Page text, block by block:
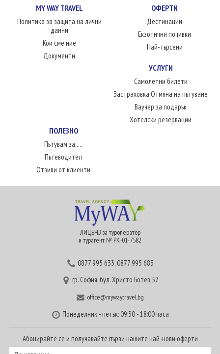
MY WAY TRAVEL
Политика за защита на лични
данни
Кои сме ние
Документи
ОФЕРТИ
Дестинации
Екзотични почивки
Най-търсени
УСЛУГИ
Самолетни билети
Застраховка Отмяна на пътуване
Ваучер за подарък
Хотелски резервации
ПОЛЕЗНО
Пътувам за.....
Пътеводител
Отзиви от клиенти
ЛИЦЕНЗ за туроператор
и турагент № РК-01-7582
0877 995 633,0877 995 683
гр. София, бул. Христо Ботев 57
office@mywaytravel.bg
Понеделник - петък: 09:30 - 18:00 часа
Абонирайте се и получавайте първи нашите най-нови оферти